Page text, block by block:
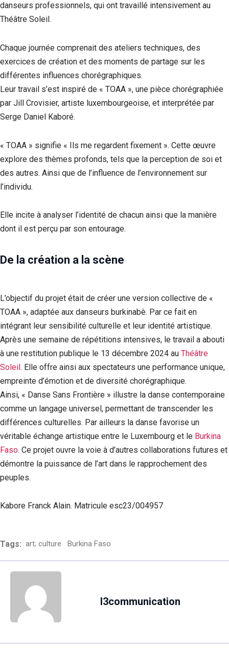
danseurs professionnels, qui ont travaillé intensivement au
Théâtre Soleil.
Chaque journée comprenait des ateliers techniques, des
exercices de création et des moments de partage sur les
différentes influences chorégraphiques.
Leur travail s’est inspiré de « TOAA », une pièce chorégraphiée
par Jill Crovisier, artiste luxembourgeoise, et interprétée par
Serge Daniel Kaboré.
« TOAA » signifie « Ils me regardent fixement ». Cette œuvre
explore des thèmes profonds, tels que la perception de soi et
des autres. Ainsi que de l’influence de l’environnement sur
l’individu.
Elle incite à analyser l’identité de chacun ainsi que la manière
dont il est perçu par son entourage.
De la création a la scène
L’objectif du projet était de créer une version collective de «
TOAA », adaptée aux danseurs burkinabè. Par ce fait en
intégrant leur sensibilité culturelle et leur identité artistique.
Après une semaine de répétitions intensives, le travail a abouti
à une restitution publique le 13 décembre 2024 au Théâtre
Soleil. Elle offre ainsi aux spectateurs une performance unique,
empreinte d’émotion et de diversité chorégraphique.
Ainsi, « Danse Sans Frontière » illustre la danse contemporaine
comme un langage universel, permettant de transcender les
différences culturelles. Par ailleurs la danse favorise un
véritable échange artistique entre le Luxembourg et le Burkina
Faso. Ce projet ouvre la voie à d’autres collaborations futures et
démontre la puissance de l’art dans le rapprochement des
peuples.
Kabore Franck Alain. Matricule esc23/004957
Tags: art; culture Burkina Faso
l3communication